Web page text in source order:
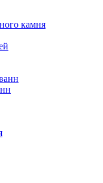
камня